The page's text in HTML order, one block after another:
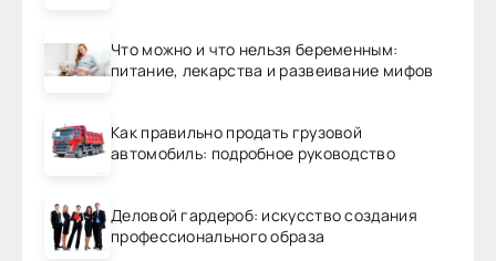
Что можно и что нельзя беременным:
питание, лекарства и развеивание мифов
Как правильно продать грузовой
автомобиль: подробное руководство
Деловой гардероб: искусство создания
профессионального образа